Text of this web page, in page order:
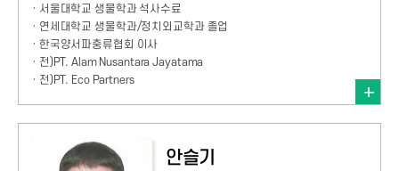
· 서울대학교 생물학과 석사수료
· 연세대학교 생물학과/정치외교학과 졸업
· 한국양서파충류협회 이사
· 전)PT. Alam Nusantara Jayatama
· 전)PT. Eco Partners
안슬기